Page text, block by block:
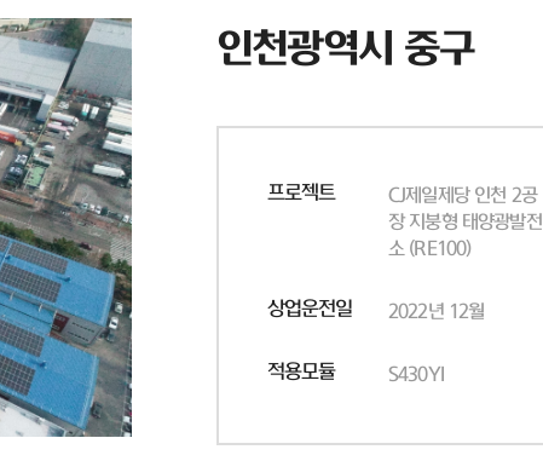
인천광역시 중구
프로젝트
CJ제일제당 인천 2공
장 지붕형 태양광발전
소 (RE100)
상업운전일 2022년 12월
적용모듈 S430YI